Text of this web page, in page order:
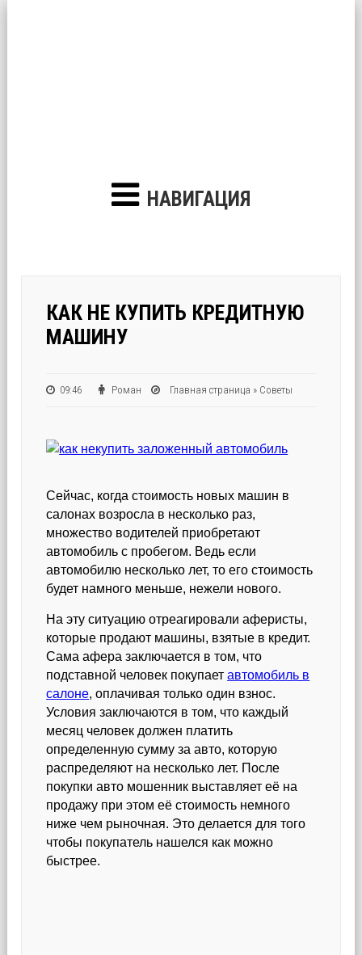
НАВИГАЦИЯ
КАК НЕ КУПИТЬ КРЕДИТНУЮ
МАШИНУ
09:46 Роман Главная страница » Советы
Сейчас, когда стоимость новых машин в
салонах возросла в несколько раз,
множество водителей приобретают
автомобиль с пробегом. Ведь если
автомобилю несколько лет, то его стоимость
будет намного меньше, нежели нового.
На эту ситуацию отреагировали аферисты,
которые продают машины, взятые в кредит.
Сама афера заключается в том, что
подставной человек покупаетавтомобиль в
салоне, оплачивая только один взнос.
Условия заключаются в том, что каждый
месяц человек должен платить
определенную сумму за авто, которую
распределяют на несколько лет. После
покупки авто мошенник выставляет её на
продажу при этом её стоимость немного
ниже чем рыночная. Это делается для того
чтобы покупатель нашелся как можно
быстрее.